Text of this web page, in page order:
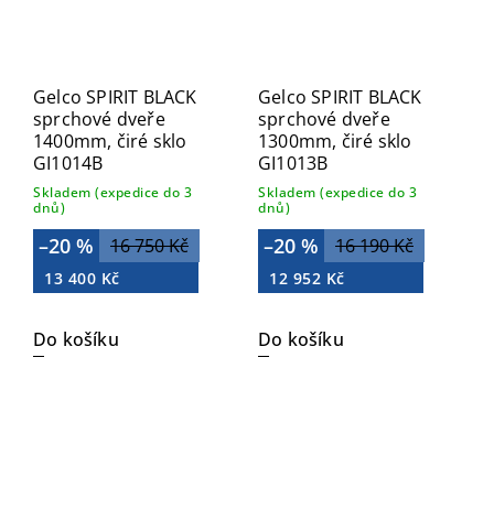
Gelco SPIRIT BLACK
sprchové dveře
1400mm, čiré sklo
GI1014B
Skladem (expedice do 3
dnů)
16 750 Kč
–20 %
13 400 Kč
Do košíku
Gelco SPIRIT BLACK
sprchové dveře
1300mm, čiré sklo
GI1013B
Skladem (expedice do 3
dnů)
16 190 Kč
–20 %
12 952 Kč
Do košíku